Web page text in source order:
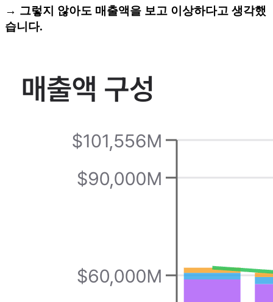
→ 그렇지 않아도 매출액을 보고 이상하다고 생각했
습니다.